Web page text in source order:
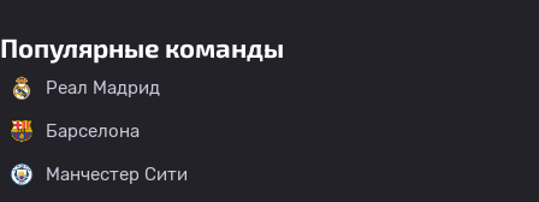
Популярные команды
Реал Мадрид
Барселона
Манчестер Сити